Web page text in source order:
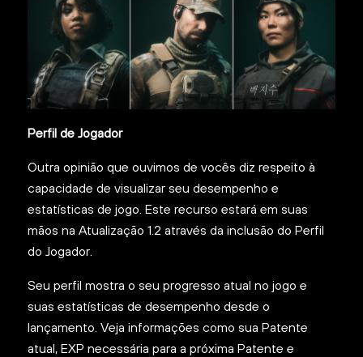
Perfil de Jogador
Outra opinião que ouvimos de vocês diz respeito à
capacidade de visualizar seu desempenho e
estatísticas de jogo. Este recurso estará em suas
mãos na Atualização 1.2 através da inclusão do Perfil
do Jogador.
Seu perfil mostra o seu progresso atual no jogo e
suas estatísticas de desempenho desde o
lançamento. Veja informações como sua Patente
atual, EXP necessária para a próxima Patente e